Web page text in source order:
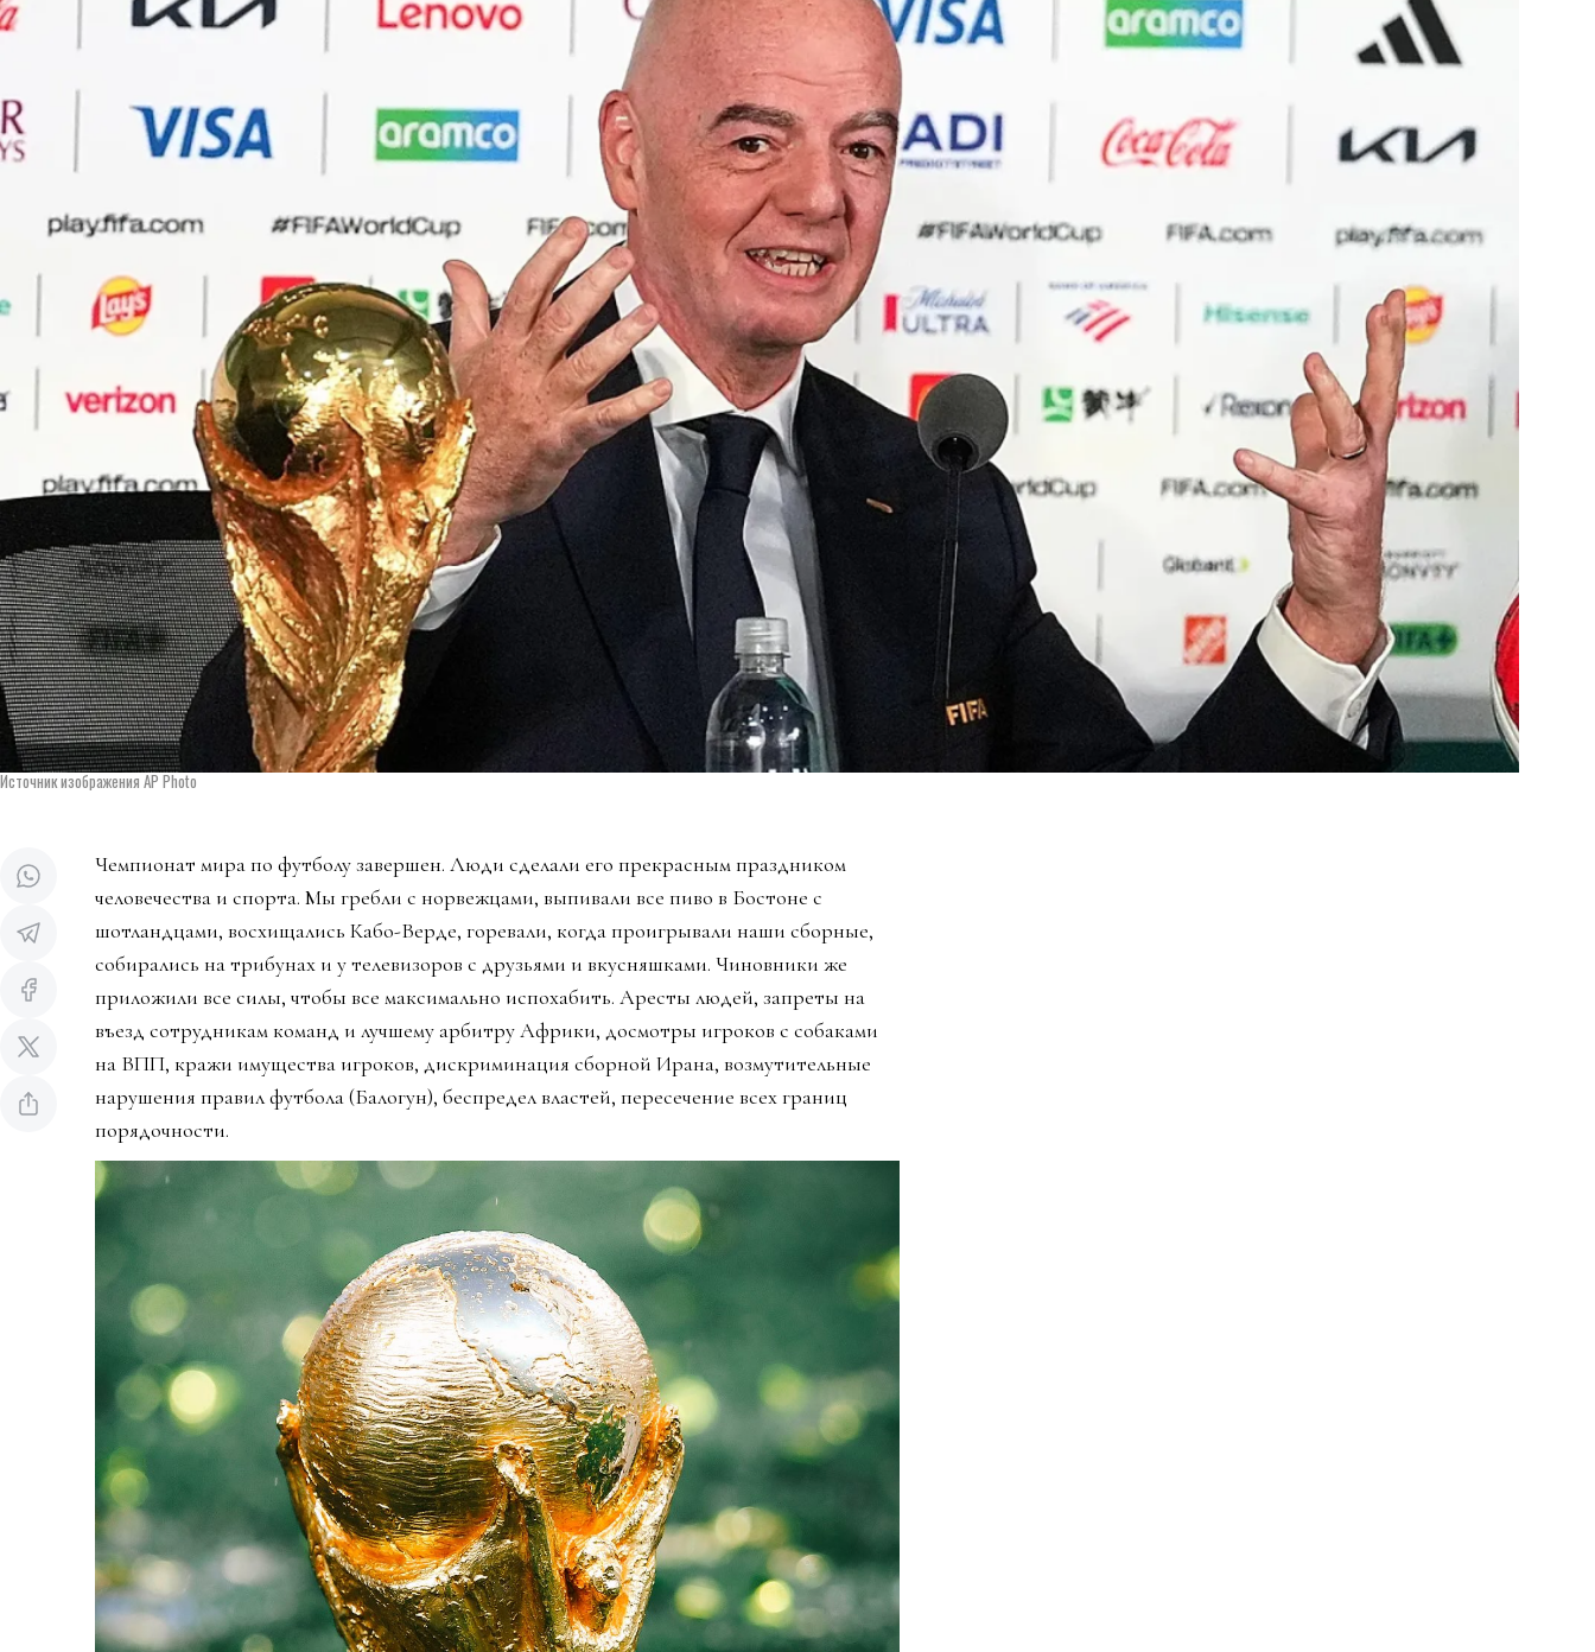
Источник изображения AP Photo
Чемпионат мира по футболу завершен. Люди сделали его прекрасным праздником
человечества и спорта. Мы гребли с норвежцами, выпивали все пиво в Бостоне с
шотландцами, восхищались Кабо-Верде, горевали, когда проигрывали наши сборные,
собирались на трибунах и у телевизоров с друзьями и вкусняшками. Чиновники же
приложили все силы, чтобы все максимально испохабить. Аресты людей, запреты на
въезд сотрудникам команд и лучшему арбитру Африки, досмотры игроков с собаками
на ВПП, кражи имущества игроков, дискриминация сборной Ирана, возмутительные
нарушения правил футбола (Балогун), беспредел властей, пересечение всех границ
порядочности.